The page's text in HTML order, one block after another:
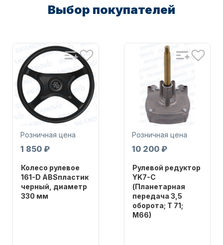
Аксессуары для лодок и
катеров
Подобрать запчасти для
лодочных моторов
Выбор покупателей
Розничная цена
1 850 ₽
Колесо рулевое
161-D ABSпластик
черный, диаметр
330 мм
Розничная цена
10 200 ₽
Рулевой редуктор
YK7-C
(Планетарная
передача 3,5
оборота; T 71;
M66)